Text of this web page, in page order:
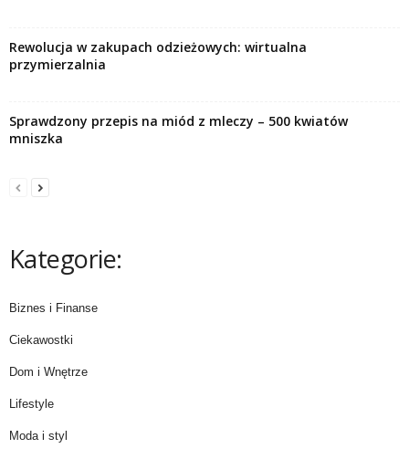
Rewolucja w zakupach odzieżowych: wirtualna
przymierzalnia
Sprawdzony przepis na miód z mleczy – 500 kwiatów
mniszka
Kategorie:
Biznes i Finanse
Ciekawostki
Dom i Wnętrze
Lifestyle
Moda i styl